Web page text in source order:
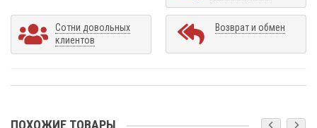
Сотни довольных
клиентов
Возврат и обмен
ПОХОЖИЕ ТОВАРЫ